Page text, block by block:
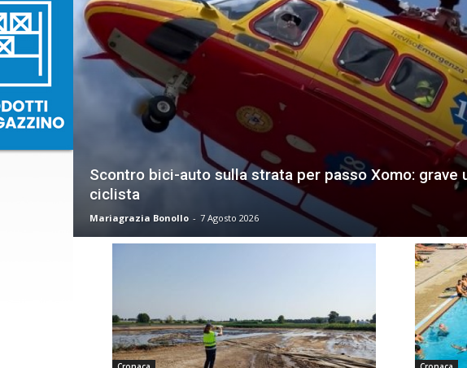
Scontro bici-auto sulla strata per passo Xomo: grave
ciclista
Mariagrazia Bonollo - 7 Agosto 2026